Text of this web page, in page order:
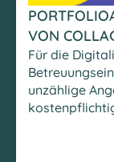
VON
Für die
unzählige